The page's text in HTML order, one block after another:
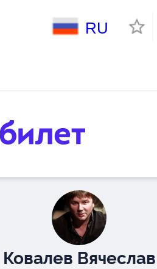
RU
Ковалев Вячеслав